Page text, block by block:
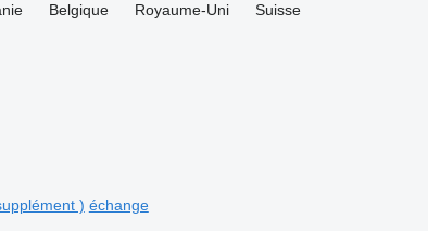
Belgique Royaume-Uni
Suisse
) échange